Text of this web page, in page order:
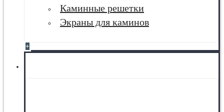
Каминные решетки
Экраны для каминов
+